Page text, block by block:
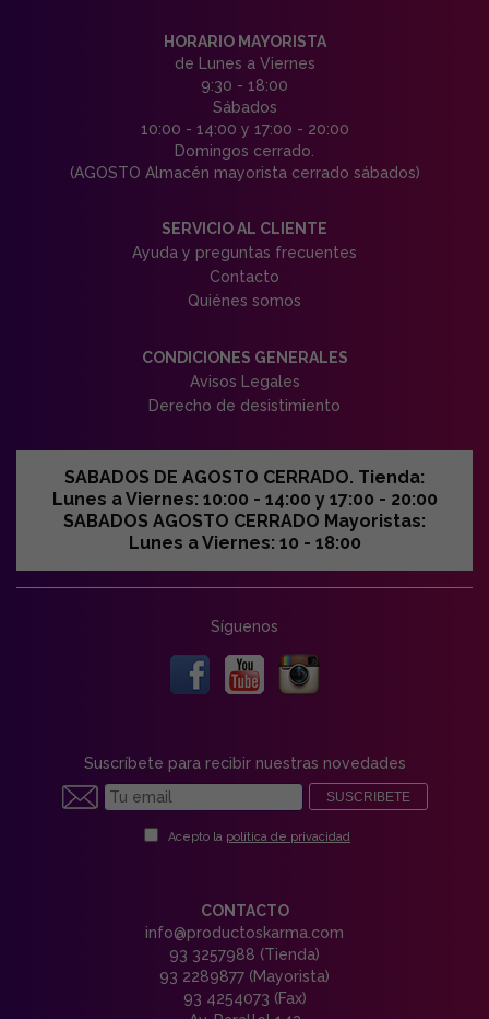
HORARIO MAYORISTA
de Lunes a Viernes
9:30 - 18:00
Sábados
10:00 - 14:00 y 17:00 - 20:00
Domingos cerrado.
(AGOSTO Almacén mayorista cerrado sábados)
SERVICIO AL CLIENTE
Ayuda y preguntas frecuentes
Contacto
Quiénes somos
CONDICIONES GENERALES
Avisos Legales
Derecho de desistimiento
SABADOS DE AGOSTO CERRADO. Tienda:
Lunes a Viernes: 10:00 - 14:00 y 17:00 - 20:00
SABADOS AGOSTO CERRADO Mayoristas:
Lunes a Viernes: 10 - 18:00
Síguenos
Suscríbete para recibir nuestras novedades
SUSCRIBETE
Acepto la política de privacidad
CONTACTO
info@productoskarma.com
93 3257988 (Tienda)
93 2289877 (Mayorista)
93 4254073 (Fax)